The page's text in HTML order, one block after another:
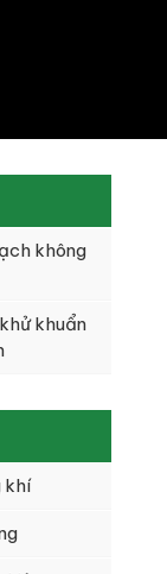
không
khuẩn
khí